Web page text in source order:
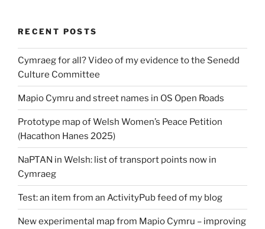
RECENT POSTS
Cymraeg for all? Video of my evidence to the Senedd
Culture Committee
Mapio Cymru and street names in OS Open Roads
Prototype map of Welsh Women’s Peace Petition
(Hacathon Hanes 2025)
NaPTAN in Welsh: list of transport points now in
Cymraeg
Test: an item from an ActivityPub feed of my blog
New experimental map from Mapio Cymru – improving